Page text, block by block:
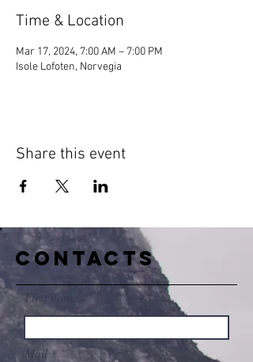
Time & Location
Mar 17, 2024, 7:00 AM – 7:00 PM
Isole Lofoten, Norvegia
Share this event
CONTACTS
First name
Mail